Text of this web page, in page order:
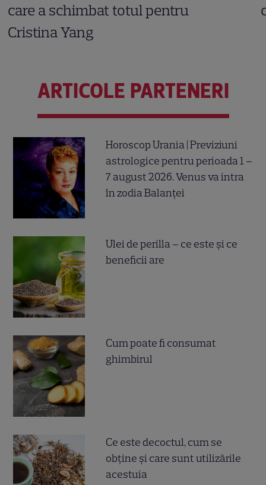
care a schimbat totul pentru
Cristina Yang
ARTICOLE PARTENERI
Horoscop Urania | Previziuni
astrologice pentru perioada 1 –
7 august 2026. Venus va intra
în zodia Balanței
Ulei de perilla – ce este și ce
beneficii are
Cum poate fi consumat
ghimbirul
Ce este decoctul, cum se
obţine şi care sunt utilizările
acestuia